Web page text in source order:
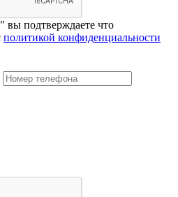
вы подтверждаете что
политикой конфиденциальности